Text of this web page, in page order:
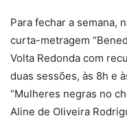
Para fechar a semana,
curta-metragem
Volta Redonda com
duas sessões, às 8h e
“Mulheres negras no
Aline de Oliveira